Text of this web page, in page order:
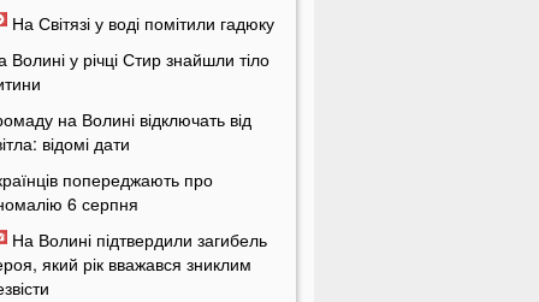
На Світязі у воді помітили гадюку
Волині у річці Стир знайшли тіло
на Волині відключать від
відомі дати
попереджають про
6 серпня
На Волині підтвердили загибель
який рік вважався зниклим